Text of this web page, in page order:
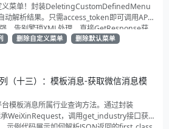
义菜单！封装DeletingCustomDefinedMenu
解析结果。只需access_token即可调用API
，告别繁琐XML处理，直接GetResponse获
的开发者，建议收藏备用！
删除自定义菜单
删除默认菜单
（十三）：模板消息-获取微信消息模
模板消息所属行业查询方法。通过封装
WeiXinRequest，调用get_industry接口获
示例代码展示如何解析JSON返回的first_class